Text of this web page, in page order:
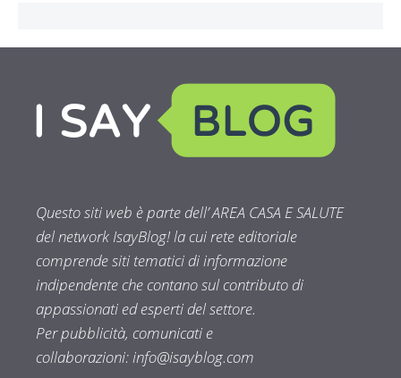
Questo siti web è parte dell’ AREA CASA E SALUTE
del network IsayBlog! la cui rete editoriale
comprende siti tematici di informazione
indipendente che contano sul contributo di
appassionati ed esperti del settore.
Per pubblicità, comunicati e
collaborazioni:info@isayblog.com